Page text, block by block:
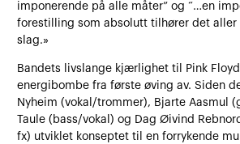
imponerende på alle måter” og “…en
forestilling som absolutt tilhører det
slag.»
Bandets livslange kjærlighet til Pink
energibombe fra første øving av. Siden
Nyheim (vokal/trommer), Bjarte Aasmul
Taule (bass/vokal) og Dag Øivind
fx) utviklet konseptet til en forrykende